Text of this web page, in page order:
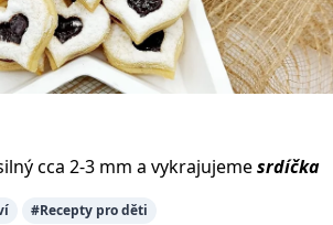
cca 2-3 mm a vykrajujemesrdíčka
#Recepty pro děti